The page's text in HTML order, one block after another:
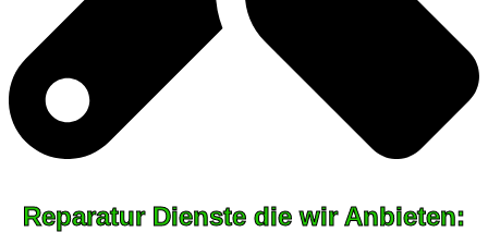
Reparatur Dienste die wir Anbieten: